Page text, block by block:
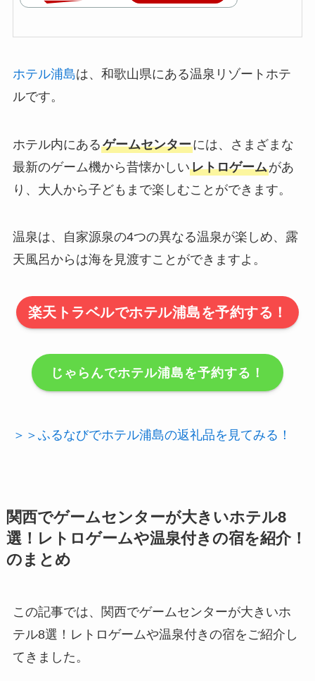
ホテル浦島は、和歌山県にある温泉リゾートホテ
ルです。
ホテル内にあるゲームセンターには、さまざまな
最新のゲーム機から昔懐かしいレトロゲームがあ
り、大人から子どもまで楽しむことができます。
温泉は、自家源泉の4つの異なる温泉が楽しめ、露
天風呂からは海を見渡すことができますよ。
楽天トラベルでホテル浦島を予約する！
じゃらんでホテル浦島を予約する！
＞＞ふるなびでホテル浦島の返礼品を見てみる！
関西でゲームセンターが大きいホテル8
選！レトロゲームや温泉付きの宿を紹介！
のまとめ
この記事では、関西でゲームセンターが大きいホ
テル8選！レトロゲームや温泉付きの宿をご紹介し
てきました。